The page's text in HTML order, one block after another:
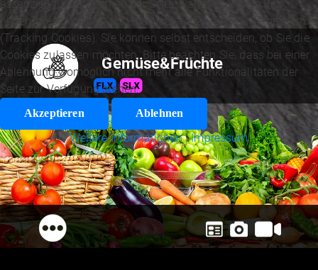
Gemüse&Früchte
essenziell für den Betrieb der Seite, während andere uns
helfen, diese Website und die Nutzererfahrung zu verbessern
(Tracking Cookies). Sie können selbst entscheiden, ob Sie die
Cookies zulassen möchten. Bitte beachten Sie, dass bei einer
Ablehnung womöglich nicht mehr alle Funktionalitäten der
Seite zur Verfügung stehen.
Akzeptieren Ablehnen
Weitere Informationen|Impressum